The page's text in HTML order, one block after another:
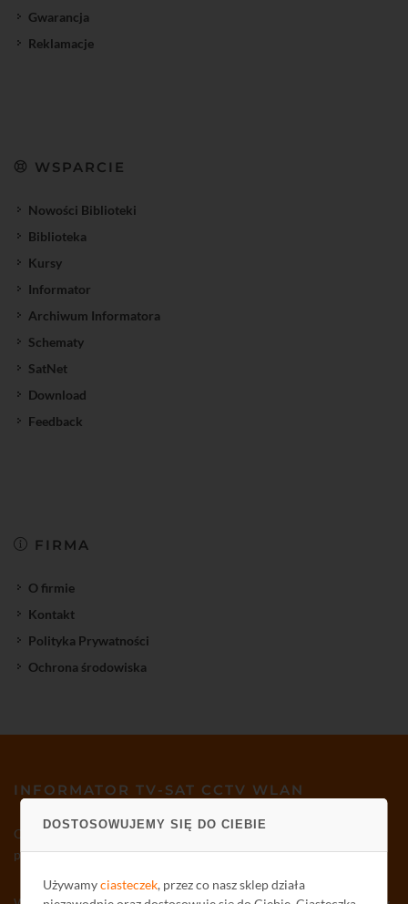
DOSTOSOWUJEMY SIĘ DO CIEBIE
Używamyciasteczek, przez co nasz sklep działa
Gwarancja
Reklamacje
WSPARCIE
Nowości Biblioteki
Biblioteka
Kursy
Informator
Archiwum Informatora
Schematy
SatNet
Download
Feedback
FIRMA
O firmie
Kontakt
Polityka Prywatności
Ochrona środowiska
INFORMATOR TV-SAT CCTV WLAN
Osoby zainteresowane otrzymywaniem co tydzień
pocztą elektroniczną prosimy o podanie adresu e-mail: